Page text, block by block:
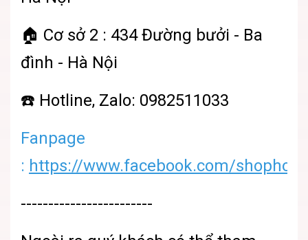
🏠 Cơ sở 2 : 434 Đường bưởi - Ba
đình - Hà Nội
☎️ Hotline, Zalo: 0982511033
Fanpage
: https://www.facebook.com/
------------------------